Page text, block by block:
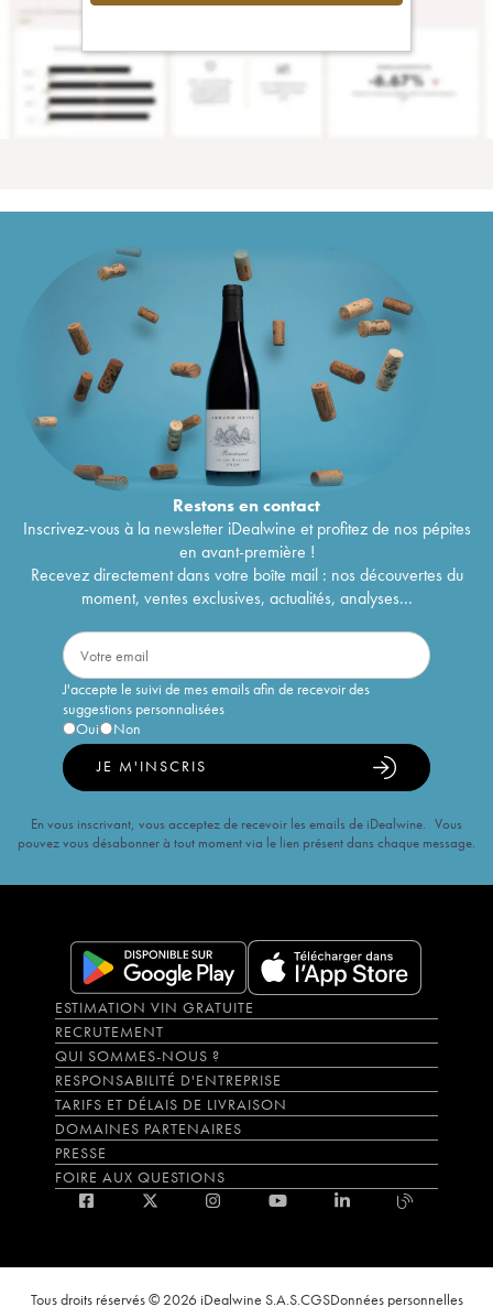
Restons encontact
Inscrivez-vous à la newsletter iDealwine et profitez de nos pépites
en avant-première !
Recevez directement dans votre boîte mail : nos découvertes du
moment, ventes exclusives, actualités, analyses...
J'accepte le suivi de mes emails afin de recevoir des
suggestions personnalisées
Oui
Non
JE M'INSCRIS
En vous inscrivant, vous acceptez de recevoir les emails de iDealwine. Vous
pouvez vous désabonner à tout moment via le lien présent dans chaque message.
ESTIMATION VIN GRATUITE
RECRUTEMENT
QUI SOMMES-NOUS ?
RESPONSABILITÉ D'ENTREPRISE
TARIFS ET DÉLAIS DE LIVRAISON
DOMAINES PARTENAIRES
PRESSE
FOIRE AUX QUESTIONS
Tous droits réservés © 2026 iDealwine S.A.S.CGSDonnées personnelles